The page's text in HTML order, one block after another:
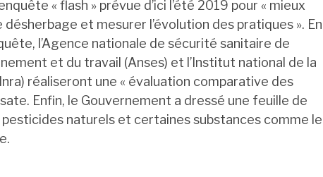
« flash » prévue d’ici l’été 2019 pour « mieux
et mesurer l’évolution des pratiques ». En
l’Agence nationale de sécurité sanitaire de
et du travail (Anses) et l’Institut national de la
réaliseront une « évaluation comparative des
Enfin, le Gouvernement a dressé une feuille de
naturels et certaines substances comme le